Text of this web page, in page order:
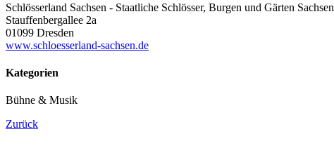
Schlösserland Sachsen - Staatliche Schlösser, Burgen und Gärten Sachsen
Stauffenbergallee 2a
01099 Dresden
www.schloesserland-sachsen.de
Kategorien
Bühne & Musik
Zurück